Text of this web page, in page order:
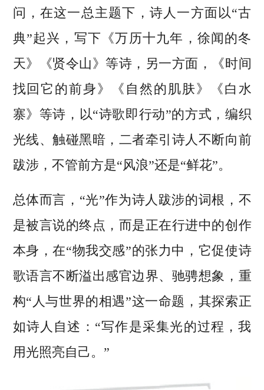
问，在这一总主题下，诗人一方面以“古
典”起兴，写下《万历十九年，徐闻的冬
天》《贤令山》等诗，另一方面，《时间
找回它的前身》《自然的肌肤》《白水
寨》等诗，以“诗歌即行动”的方式，编织
光线、触碰黑暗，二者牵引诗人不断向前
跋涉，不管前方是“风浪”还是“鲜花”。
总体而言，“光”作为诗人跋涉的词根，不
是被言说的终点，而是正在行进中的创作
本身，在“物我交感”的张力中，它促使诗
歌语言不断溢出感官边界、驰骋想象，重
构“人与世界的相遇”这一命题，其探索正
如诗人自述：“写作是采集光的过程，我
用光照亮自己。”